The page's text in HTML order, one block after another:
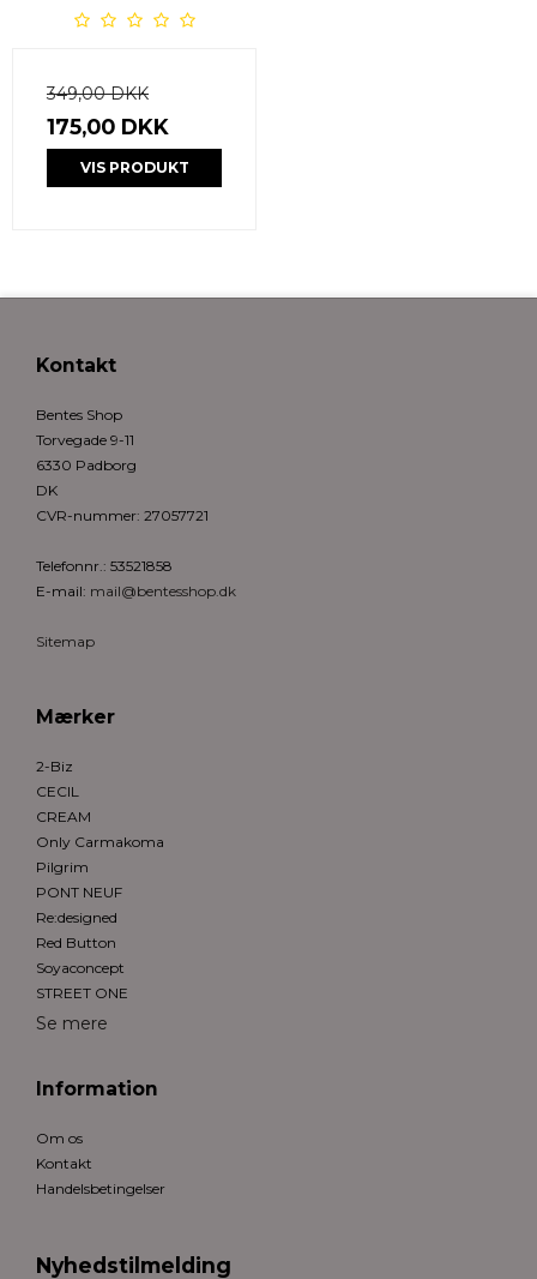
349,00 DKK
175,00 DKK
VIS PRODUKT
Kontakt
Bentes Shop
Torvegade 9-11
6330 Padborg
DK
CVR-nummer: 27057721
Telefonnr.: 53521858
E-mail: mail@bentesshop.dk
Sitemap
Mærker
2-Biz
CECIL
CREAM
Only Carmakoma
Pilgrim
PONT NEUF
Re:designed
Red Button
Soyaconcept
STREET ONE
Se mere
Information
Om os
Kontakt
Handelsbetingelser
Nyhedstilmelding